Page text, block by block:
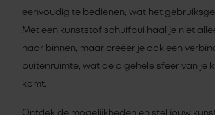
eenvoudig te bedienen, wat het
Met een kunststof schuifpui haal je niet
naar binnen, maar creëer je ook een
buitenruimte, wat de algehele sfeer van je
komt.